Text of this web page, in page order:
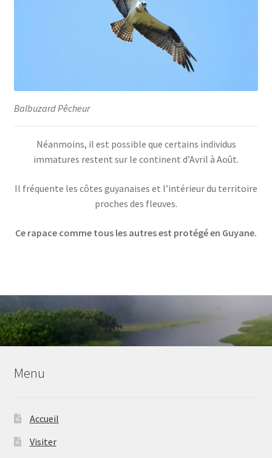
Balbuzard Pêcheur
Néanmoins, il est possible que certains individus
immatures restent sur le continent d’Avril à Août.
Il fréquente les côtes guyanaises et l’intérieur du territoire
proches des fleuves.
Ce rapace comme tous les autres est protégé en Guyane.
Menu
Accueil
Visiter